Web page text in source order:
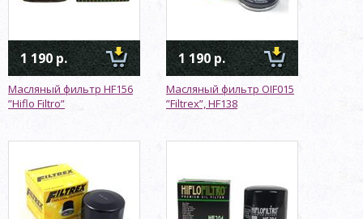
1 190 р.
Масляный фильтр HF156
”Hiflo Filtro”
1 190 р.
Масляный фильтр OIF015
”Filtrex”, HF138